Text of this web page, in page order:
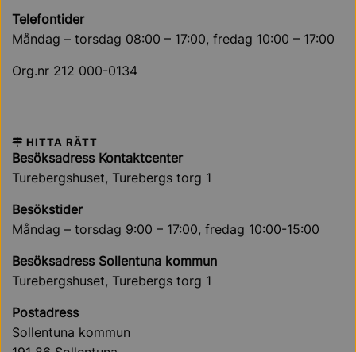
Telefontider
Måndag – torsdag 08:00 – 17:00, fredag 10:00 – 17:00
Org.nr 212 000-0134
HITTA RÄTT
Besöksadress Kontaktcenter
Turebergshuset, Turebergs torg 1
Besökstider
Måndag – torsdag 9:00 – 17:00, fredag 10:00-15:00
Besöksadress Sollentuna kommun
Turebergshuset, Turebergs torg 1
Postadress
Sollentuna kommun